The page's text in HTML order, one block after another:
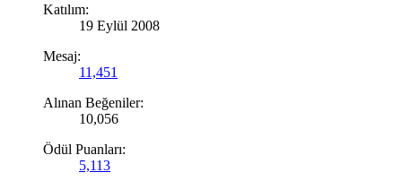
Katılım:
19 Eylül 2008
Mesaj:
11,451
Alınan Beğeniler:
10,056
Ödül Puanları:
5,113